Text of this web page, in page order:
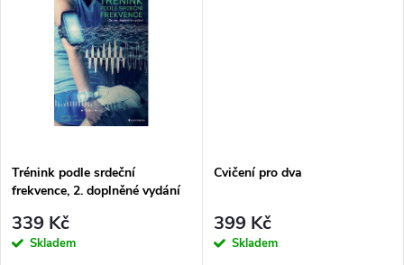
Trénink podle srdeční
frekvence, 2. doplněné vydání
339 Kč
Skladem
Cvičení pro dva
399 Kč
Skladem